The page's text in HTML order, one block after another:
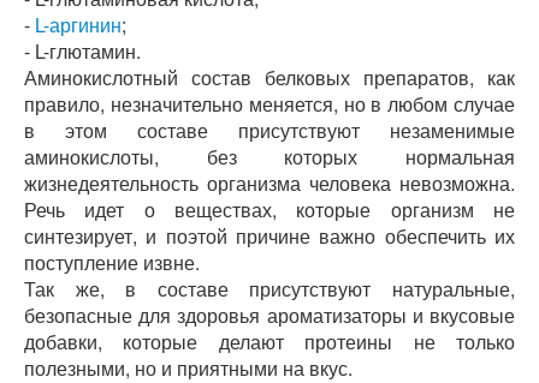
- L-аргинин;
- L-глютамин.
Аминокислотный состав белковых препаратов, как
правило, незначительно меняется, но в любом случае
в этом составе присутствуют незаменимые
аминокислоты, без которых нормальная
жизнедеятельность организма человека невозможна.
Речь идет о веществах, которые организм не
синтезирует, и поэтой причине важно обеспечить их
поступление извне.
Так же, в составе присутствуют натуральные,
безопасные для здоровья ароматизаторы и вкусовые
добавки, которые делают протеины не только
полезными, но и приятными на вкус.